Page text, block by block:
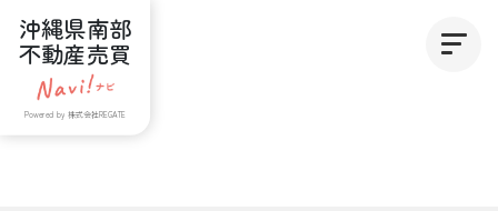
沖縄県南部
不動産売買
Powered by 株式会社REGATE